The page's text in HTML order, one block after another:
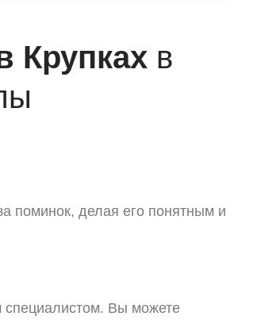
Крупках в
поминок, делая его понятным и
специалистом. Вы можете